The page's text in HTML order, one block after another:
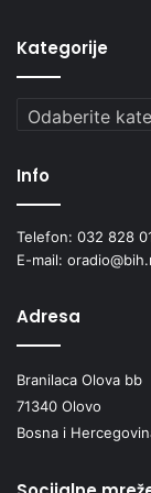
koliko
usporedbu plata
Kategorije
Kategorije
Info
Telefon: 032 828
E-mail:
Adresa
Branilaca Olova bb
71340 Olovo
Bosna i